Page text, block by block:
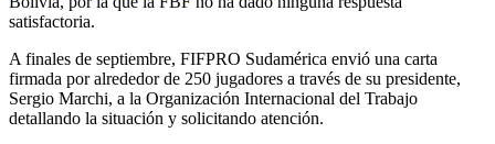
satisfactoria.
A finales de septiembre, FIFPRO Sudamérica envió una carta
firmada por alrededor de 250 jugadores a través de su presidente,
Sergio Marchi, a la Organización Internacional del Trabajo
detallando la situación y solicitando atención.